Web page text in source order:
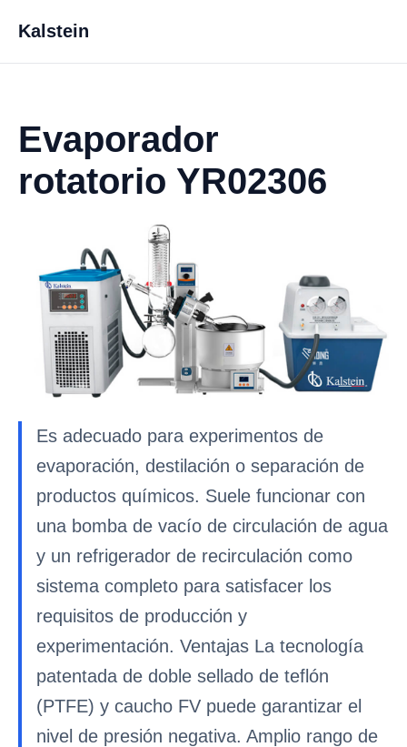
Kalstein
Evaporador
rotatorio YR02306
Es adecuado para experimentos de
evaporación, destilación o separación de
productos químicos. Suele funcionar con
una bomba de vacío de circulación de agua
y un refrigerador de recirculación como
sistema completo para satisfacer los
requisitos de producción y
experimentación. Ventajas La tecnología
patentada de doble sellado de teflón
(PTFE) y caucho FV puede garantizar el
nivel de presión negativa. Amplio rango de